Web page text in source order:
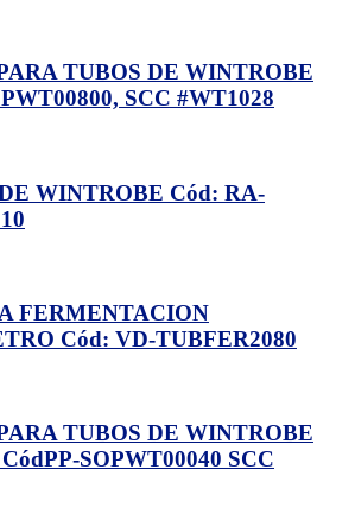
TUBOS DE WINTROBE
SCC #WT1028
WINTROBE Cód: RA-
FERMENTACION
Cód: VD-TUBFER2080
TUBOS DE WINTROBE
SOPWT00040 SCC